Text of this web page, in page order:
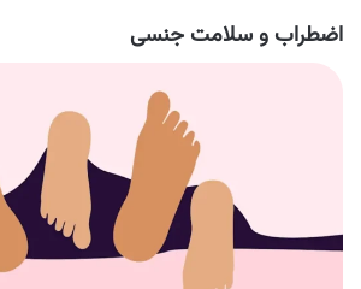
اضطراب و سلامت جنسی